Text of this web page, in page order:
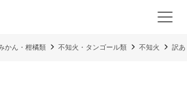
かん・柑橘類 不知火・タンゴール類 不知火 訳あ